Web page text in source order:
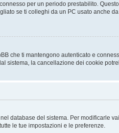
per un periodo prestabilito.
se ti colleghi da un PC usato anche
che ti mantengono autenticato e
sistema, la cancellazione dei cookie
database del sistema. Per modificarle
le tue impostazioni e le preferenze.